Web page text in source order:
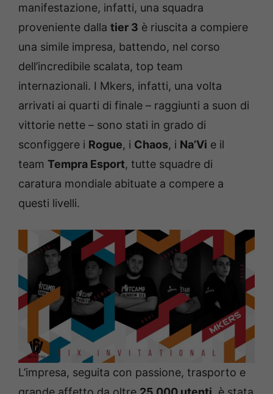
manifestazione, infatti, una squadra
proveniente dalla tier 3 è riuscita a compiere
una simile impresa, battendo, nel corso
dell’incredibile scalata, top team
internazionali. I Mkers, infatti, una volta
arrivati ai quarti di finale – raggiunti a suon di
vittorie nette – sono stati in grado di
sconfiggere i Rogue, i Chaos, i Na’Vi e il
team Tempra Esport, tutte squadre di
caratura mondiale abituate a compere a
questi livelli.
L’impresa, seguita con passione, trasporto e